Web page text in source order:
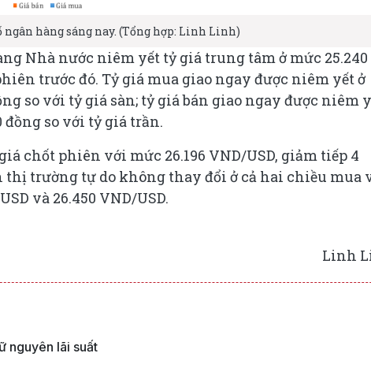
hàng sáng nay. (Tổng hợp: Linh Linh)
Nhà nước niêm yết tỷ giá trung tâm ở mức 25.240
trước đó. Tỷ giá mua giao ngay được niêm yết ở
so với tỷ giá sàn; tỷ giá bán giao ngay được niêm
đồng so với tỷ giá trần.
chốt phiên với mức 26.196 VND/USD, giảm tiếp 4
thị trường tự do không thay đổi ở cả hai chiều mua
và 26.450 VND/USD.
Linh
nguyên lãi suất